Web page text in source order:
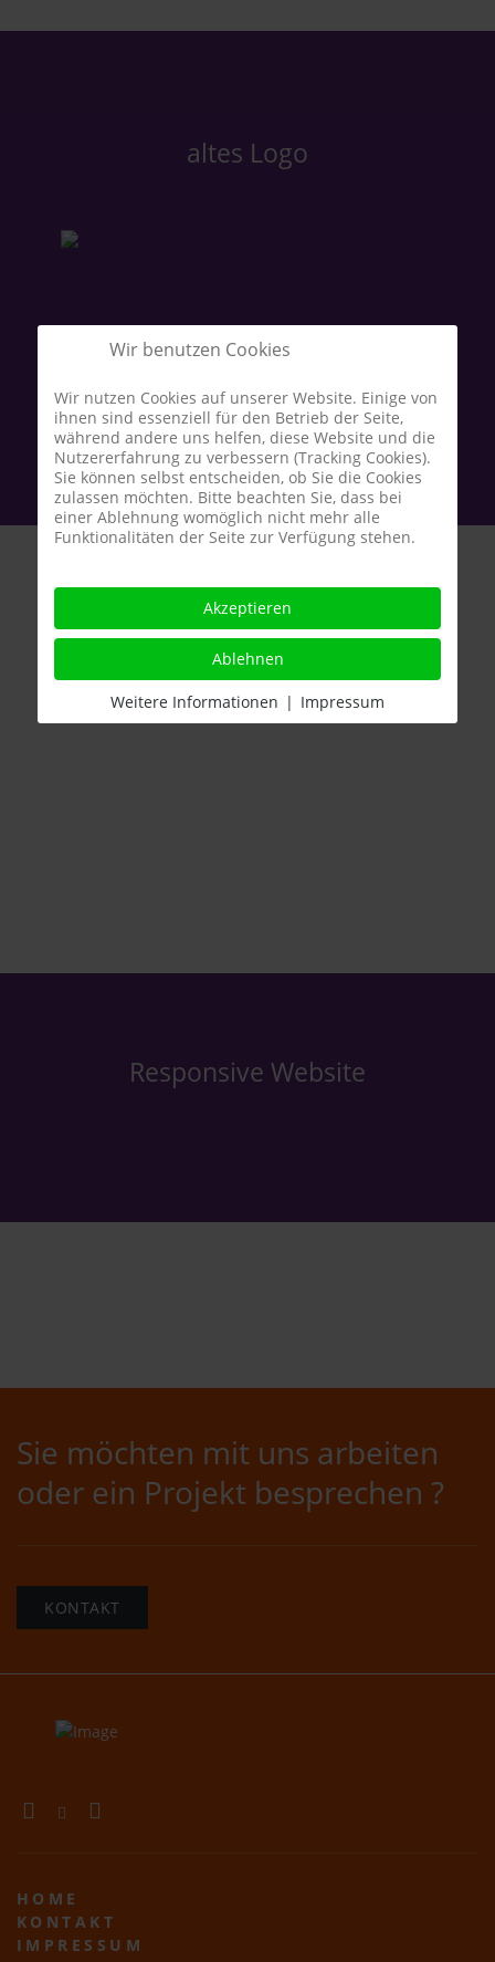
altes Logo
neues Logo
Aufkleber
Responsive Website
Sie möchten mit uns arbeiten
oder ein Projekt besprechen ?
KONTAKT
HOME
KONTAKT
IMPRESSUM
Wir benutzen Cookies
Wir nutzen Cookies auf unserer Website. Einige von
ihnen sind essenziell für den Betrieb der Seite,
während andere uns helfen, diese Website und die
Nutzererfahrung zu verbessern (Tracking Cookies).
Sie können selbst entscheiden, ob Sie die Cookies
zulassen möchten. Bitte beachten Sie, dass bei
einer Ablehnung womöglich nicht mehr alle
Funktionalitäten der Seite zur Verfügung stehen.
Akzeptieren
Ablehnen
Weitere Informationen | Impressum